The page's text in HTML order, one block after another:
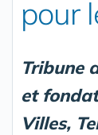
pour
Tribune
et
Villes,